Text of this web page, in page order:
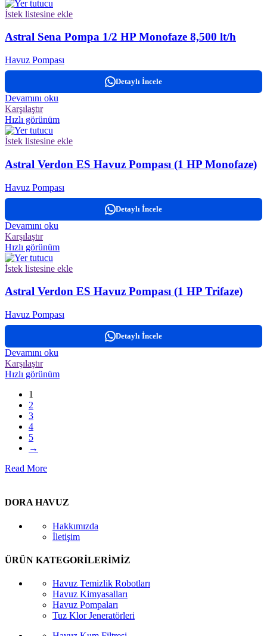
İstek listesine ekle
Astral Sena Pompa 1/2 HP Monofaze 8,500 lt/h
Havuz Pompası
Detaylı İncele
Devamını oku
Karşılaştır
Hızlı görünüm
İstek listesine ekle
Astral Verdon ES Havuz Pompası (1 HP Monofaze)
Havuz Pompası
Detaylı İncele
Devamını oku
Karşılaştır
Hızlı görünüm
İstek listesine ekle
Astral Verdon ES Havuz Pompası (1 HP Trifaze)
Havuz Pompası
Detaylı İncele
Devamını oku
Karşılaştır
Hızlı görünüm
1
2
3
4
5
→
Read More
DORA HAVUZ
Hakkımızda
İletişim
ÜRÜN KATEGORİLERİMİZ
Havuz Temizlik Robotları
Havuz Kimyasalları
Havuz Pompaları
Tuz Klor Jeneratörleri